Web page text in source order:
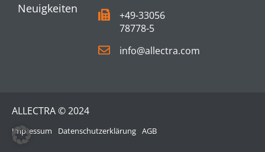
Neuigkeiten
+49-33056
78778-5
info@allectra.com
ALLECTRA © 2024
Impressum Datenschutzerklärung AGB